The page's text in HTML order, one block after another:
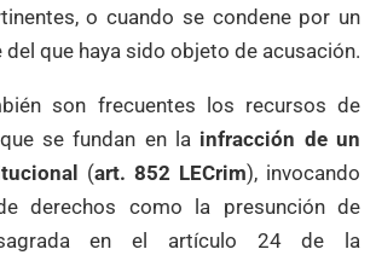
o cuando se condene por un
que haya sido objeto de acusación.
son frecuentes los recursos de
se fundan en la infracción de un
(art. 852 LECrim), invocando
derechos como la presunción de
en el artículo 24 de la